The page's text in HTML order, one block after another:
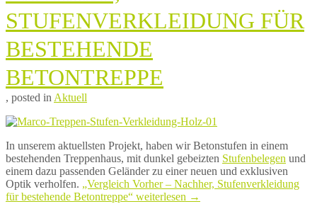
STUFENVERKLEIDUNG FÜR
BESTEHENDE
BETONTREPPE
18.
201812.
2019
von
Treppen
, posted in Aktuell
In unserem aktuellsten Projekt, haben wir Betonstufen in einem
bestehenden Treppenhaus, mit dunkel gebeizten Stufenbelegen und
einem dazu passenden Geländer zu einer neuen und exklusiven
Optik verholfen. „Vergleich Vorher – Nachher, Stufenverkleidung
für bestehende Betontreppe“ weiterlesen →